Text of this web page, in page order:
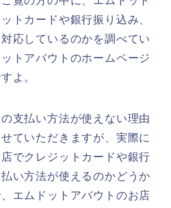
トカードや銀行振り込み、
応しているのかを調べてい
トアバウトのホームページ
よ。
支払い方法が使えない理由
ていただきますが、実際に
でクレジットカードや銀行
い方法が使えるのかどうか
エムドットアバウトのお店